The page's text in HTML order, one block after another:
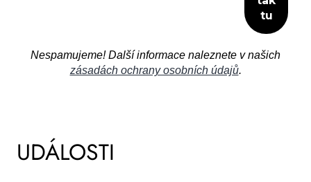
Nespamujeme! Další informace naleznete v našich
zásadách ochrany osobních údajů.
UDÁLOSTI